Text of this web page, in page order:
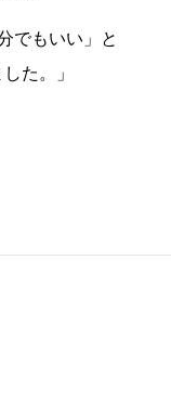
でもいい」と
た。」